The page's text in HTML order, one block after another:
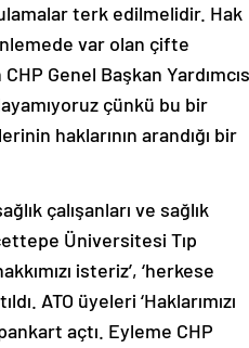
terk edilmelidir. Hak
var olan çifte
Genel Başkan
çünkü bu bir
haklarının arandığı bir
çalışanları ve sağlık
Üniversitesi Tıp
isteriz’, ‘herkese
ATO üyeleri ‘Haklarımızı
açtı. Eyleme CHP